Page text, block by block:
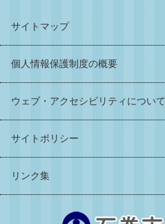
サイトマップ
個人情報保護制度の概要
ウェブ・アクセシビリティについて
サイトポリシー
リンク集